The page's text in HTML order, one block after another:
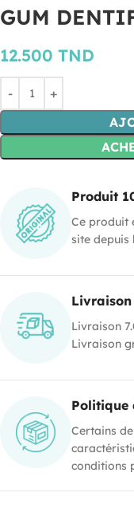
GUM
12.500 TND
Produit
Ce produit
site depuis
Livraison
Livraison
Politique
Certains
conditions